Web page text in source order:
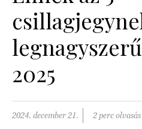
SZÉPSÉG
PSZICHÉ
PÁRKAPCSOLAT
2025
2024. december 21. 2 perc olvasás